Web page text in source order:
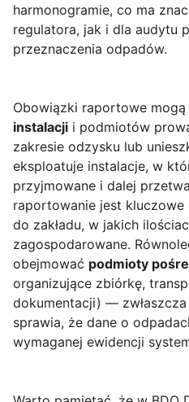
harmonogramie, co ma
regulatora, jak i dla audytu
przeznaczenia odpadów.
Obowiązki raportowe
instalacji i podmiotów
zakresie odzysku lub
eksploatuje instalacje, w
przyjmowane i dalej
raportowanie jest kluczowe
do zakładu, w jakich
zagospodarowane.
obejmować podmioty
organizujące zbiórkę,
dokumentacji) —
sprawia, że dane o
wymaganej ewidencji